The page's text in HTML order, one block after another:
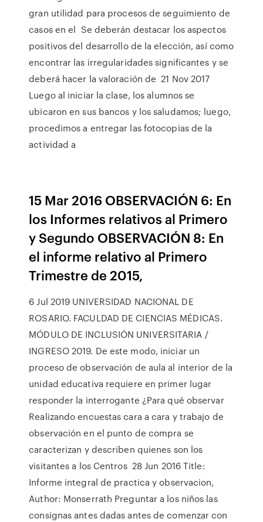
gran utilidad para procesos de seguimiento de
casos en el Se deberán destacar los aspectos
positivos del desarrollo de la elección, así como
encontrar las irregularidades significantes y se
deberá hacer la valoración de 21 Nov 2017
Luego al iniciar la clase, los alumnos se
ubicaron en sus bancos y los saludamos; luego,
procedimos a entregar las fotocopias de la
actividad a
15 Mar 2016 OBSERVACIÓN 6: En
los Informes relativos al Primero
y Segundo OBSERVACIÓN 8: En
el informe relativo al Primero
Trimestre de 2015,
6 Jul 2019 UNIVERSIDAD NACIONAL DE
ROSARIO. FACULDAD DE CIENCIAS MÉDICAS.
MÓDULO DE INCLUSIÓN UNIVERSITARIA /
INGRESO 2019. De este modo, iniciar un
proceso de observación de aula al interior de la
unidad educativa requiere en primer lugar
responder la interrogante ¿Para qué observar
Realizando encuestas cara a cara y trabajo de
observación en el punto de compra se
caracterizan y describen quienes son los
visitantes a los Centros 28 Jun 2016 Title:
Informe integral de practica y observacion,
Author: Monserrath Preguntar a los niños las
consignas antes dadas antes de comenzar con